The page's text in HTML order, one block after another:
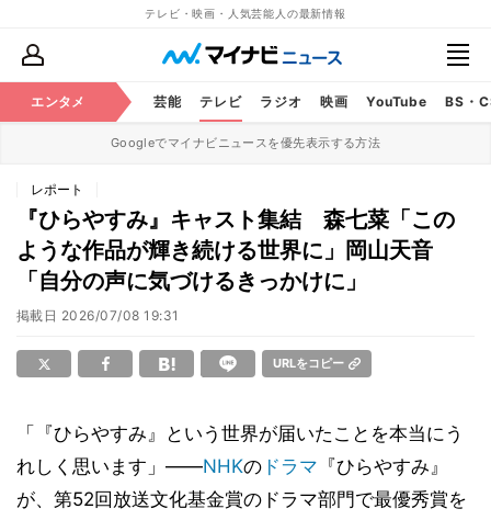
テレビ・映画・人気芸能人の最新情報
エンタメ 芸能 テレビ ラジオ 映画 YouTube BS・
Googleでマイナビニュースを優先表示する方法
レポート
『ひらやすみ』キャスト集結 森七菜「この
ような作品が輝き続ける世界に」岡山天音
「自分の声に気づけるきっかけに」
掲載日 2026/07/08 19:31
URLをコピー
「『ひらやすみ』という世界が届いたことを本当にう
れしく思います」――NHKの ドラマ 『ひらやすみ』
が、第52回放送文化基金賞のドラマ部門で最優秀賞を